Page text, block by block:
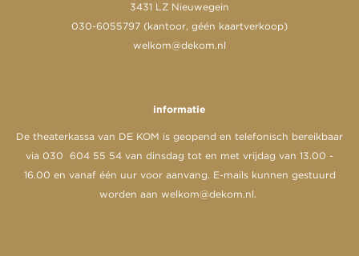
3431 LZ Nieuwegein
030-6055797 (kantoor, géén kaartverkoop)
welkom@dekom.nl
informatie
De theaterkassa van DE KOM is geopend en telefonisch bereikbaar
via 030 604 55 54 van dinsdag tot en met vrijdag van 13.00 -
16.00 en vanaf één uur voor aanvang. E-mails kunnen gestuurd
worden aan welkom@dekom.nl.